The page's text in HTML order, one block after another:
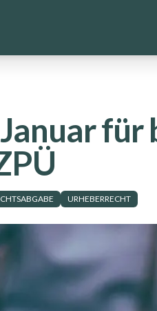
URHEBERRECHT